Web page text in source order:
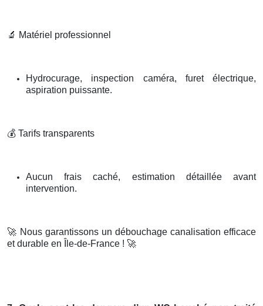
🔬 Matériel professionnel
Hydrocurage, inspection caméra, furet électrique,
aspiration puissante.
💰 Tarifs transparents
Aucun frais caché, estimation détaillée avant
intervention.
🚀 Nous garantissons un débouchage canalisation efficace
et durable en Île-de-France ! 🚀